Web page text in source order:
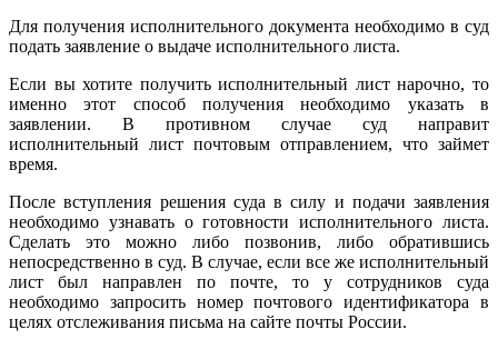
Для получения исполнительного документа необходимо в суд
подать заявление о выдаче исполнительного листа.
Если вы хотите получить исполнительный лист нарочно, то
именно этот способ получения необходимо указать в
заявлении. В противном случае суд направит
исполнительный лист почтовым отправлением, что займет
время.
После вступления решения суда в силу и подачи заявления
необходимо узнавать о готовности исполнительного листа.
Сделать это можно либо позвонив, либо обратившись
непосредственно в суд. В случае, если все же исполнительный
лист был направлен по почте, то у сотрудников суда
необходимо запросить номер почтового идентификатора в
целях отслеживания письма на сайте почты России.